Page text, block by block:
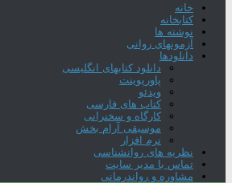
خانه
کتابخانه
نوشته ها
آزمونهای روانی
دانلودها
دانلود کتابهای انگلیسی
پاورپوینت
ویدئو
کتاب های فارسی
کارگاه و سخنرانی
موسیقی آرام بخش
نرم افزار
نظریه های روانشناسی
تماس با مدیر سایت
مشاوره و رواندرمانی